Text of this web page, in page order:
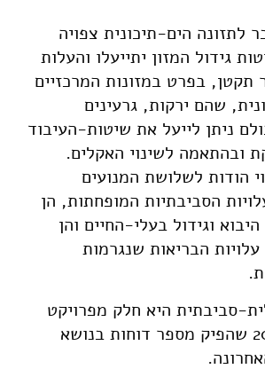
לתזונה הים-תיכונית צפויה
גידול המזון יתייעלו והעלות
תקטן, בפרט במזונות המרכזיים
שהם ירקות, גרעינים
ניתן לייעל את שיטות-העיבוד
ובהתאמה לשינוי האקלים.
הודות לשלושת המנועים
הסביבתיות המופחתות, הן
וגידול בעלי-החיים והן
הבריאות שנגרמות
סביבתית היא חלק מפרויקט
בטחון מזון 2050 שהפיק מספר דוחות בנושא